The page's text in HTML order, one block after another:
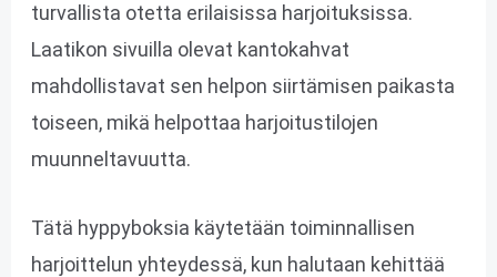
turvallista otetta erilaisissa harjoituksissa.
Laatikon sivuilla olevat kantokahvat
mahdollistavat sen helpon siirtämisen paikasta
toiseen, mikä helpottaa harjoitustilojen
muunneltavuutta.
Tätä hyppyboksia käytetään toiminnallisen
harjoittelun yhteydessä, kun halutaan kehittää